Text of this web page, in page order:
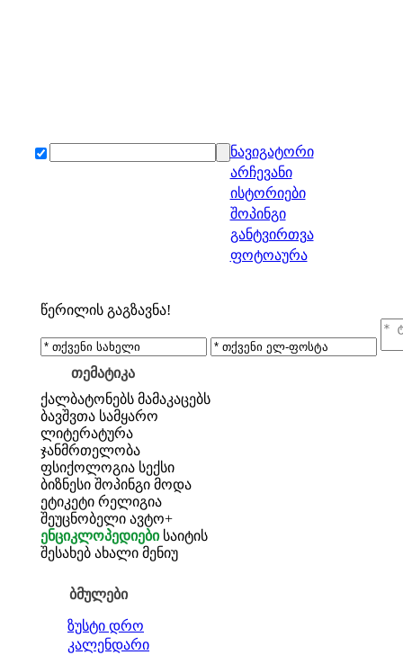
ნავიგატორი
არჩევანი
ისტორიები
შოპინგი
განტვირთვა
ფოტოაურა
წერილის გაგზავნა!
თემატიკა
ქალბატონებს მამაკაცებს
ბავშვთა სამყარო
ლიტერატურა
ჯანმრთელობა
ფსიქოლოგია სექსი
ბიზნესი შოპინგი მოდა
ეტიკეტი რელიგია
შეუცნობელი ავტო+
ენციკლოპედიები საიტის
შესახებ ახალი მენიუ
ბმულები
ზუსტი დრო
კალენდარი